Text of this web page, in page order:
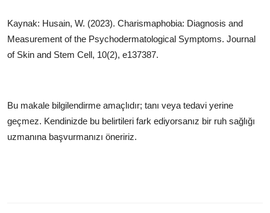
Kaynak: Husain, W. (2023). Charismaphobia: Diagnosis and
Measurement of the Psychodermatological Symptoms. Journal
of Skin and Stem Cell, 10(2), e137387.
Bu makale bilgilendirme amaçlıdır; tanı veya tedavi yerine
geçmez. Kendinizde bu belirtileri fark ediyorsanız bir ruh sağlığı
uzmanına başvurmanızı öneririz.